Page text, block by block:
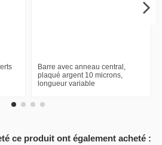
Barre avec anneau central,
plaqué argent 10 microns,
longueur variable
ce produit ont également acheté :